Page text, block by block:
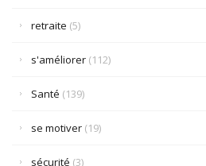
retraite (5)
s'améliorer (112)
Santé (139)
se motiver (19)
sécurité (3)